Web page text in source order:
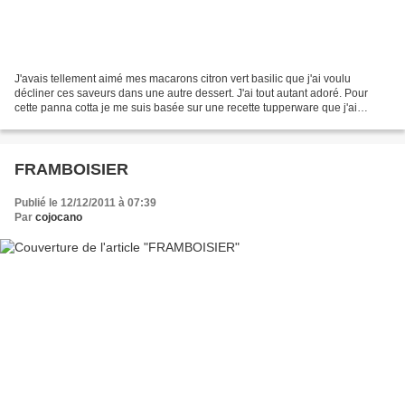
J'avais tellement aimé mes macarons citron vert basilic que j'ai voulu
décliner ces saveurs dans une autre dessert. J'ai tout autant adoré. Pour
cette panna cotta je me suis basée sur une recette tupperware que j'ai
FRAMBOISIER
Publié le 12/12/2011 à 07:39
Par cojocano